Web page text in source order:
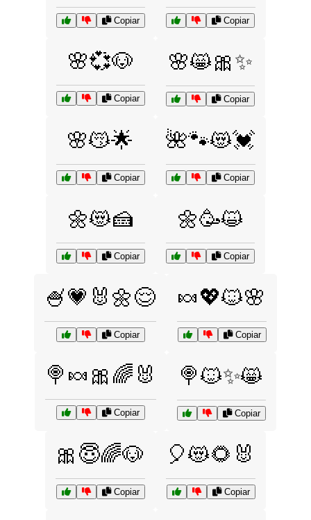
Copiar Copiar
🌸💞🐶
Copiar
🌸😸🎀✨
Copiar
🌸😽🌟
Copiar
🌺🐾😻💓
Copiar
🌼😻🍰
Copiar
🌼🥳😺
Copiar
🍧💗🐰🌼😌
Copiar
🍬💖🐱🌸
Copiar
🍭🍬🎀🌈🐰
Copiar
🍭🐱✨😸
Copiar
🎀😇🌈🐶
Copiar
🎈😻🌻🐰
Copiar